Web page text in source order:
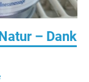
– Dank